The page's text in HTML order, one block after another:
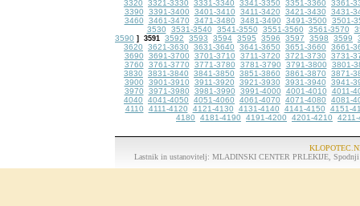
3320
3321-3330 3331-3340 3341-3350 3351-3360
3361-
3390
3391-3400 3401-3410 3411-3420 3421-3430
3431-
3460
3461-3470 3471-3480 3481-3490 3491-3500
3501-
3530
3531-3540 3541-3550 3551-3560 3561-3570
3590 ] 3591 3592 3593 3594 3595 3596 3597 3598 3599
3620
3621-3630 3631-3640 3641-3650 3651-3660
3661-
3690
3691-3700 3701-3710 3711-3720 3721-3730
3731-
3760
3761-3770 3771-3780 3781-3790 3791-3800
3801-
3830
3831-3840 3841-3850 3851-3860 3861-3870
3871-
3900
3901-3910 3911-3920 3921-3930 3931-3940
3941-
3970
3971-3980 3981-3990 3991-4000 4001-4010
4011-
4040
4041-4050 4051-4060 4061-4070 4071-4080
4081-
4110
4111-4120 4121-4130 4131-4140 4141-4150
4151-
4180
4181-4190 4191-4200 4201-4210
Lastnik in ustanovitelj: MLADINSKI CENTER PRLEKIJE,